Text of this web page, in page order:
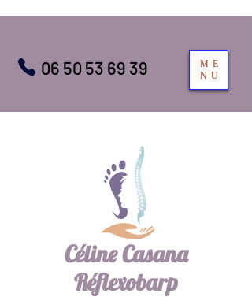
ME
NU
06 50 53 69 39
Céline Casana
Réflexobarp